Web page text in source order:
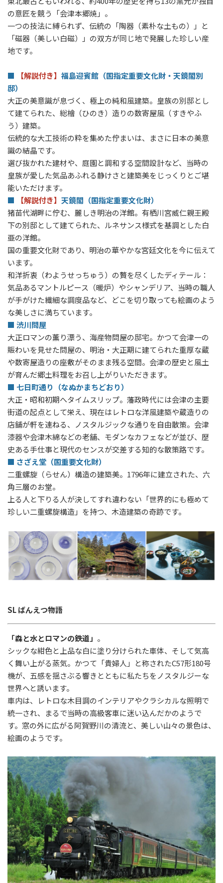
の意匠を競う「会津本郷焼」。
一つの技法に縛られず、伝統の「陶器（素朴な土もの）」と
「磁器（美しい白磁）」の双方が同じ地で発展した珍しい産
地です。
■ 【解説付き】 福島迎賓館（国指定重要文化財・天鏡閣別
邸）
大正の美意識が息づく、極上の純和風建築。皇族の別邸とし
て建てられた、総檜（ひのき）造りの数寄屋風（すきやふ
う）建築。
伝統的な大工技術の粋を集めた佇まいは、まさに日本の美意
識の結晶です。
選び抜かれた建材や、庭園と調和する空間設計など、当時の
皇族が愛した気品あふれる静けさと建築美をじっくりとご堪
能いただけます。
■
【解説付き】 天鏡閣（国指定重要文化財）
猪苗代湖畔に佇む、麗しき明治の洋館。有栖川宮威仁親王殿
下の別邸として建てられた、ルネサンス様式を基調とした白
亜の洋館。
国の重要文化財であり、明治の華やかな宮廷文化を今に伝えて
います。
和洋折衷（わようせっちゅう）の贅を尽くしたディテール：
気品あるマントルピース（暖炉）やシャンデリア、当時の職人
が手がけた繊細な調度品など、どこを切り取っても絵画のよう
な美しさに満ちています。
■ 渋川問屋
大正ロマンの薫り漂う、海産物問屋の邸宅。かつて会津一の
賑わいを見せた問屋の、明治・大正期に建てられた重厚な蔵
や数寄屋造りの座敷がそのまま残る空間。会津の歴史と風土
が育んだ郷土料理をお召し上がりいただきます。
■ 七日町通り（なぬかまちどおり）
大正・昭和初期へタイムスリップ。藩政時代には会津の主要
街道の起点として栄え、現在はレトロな洋風建築や蔵造りの
店舗が軒を連ねる、ノスタルジックな通りを自由散策。会津
漆器や会津木綿などの老舗、モダンなカフェなどが並び、歴
史ある手仕事と現代のセンスが交差する知的な散策路です。
■ さざえ堂（国重要文化財）
二重螺旋（らせん）構造の建築美。1796年に建立された、六
角三層のお堂。
上る人と下りる人が決してすれ違わない「世界的にも極めて
珍しい二重螺旋構造」を持つ、木造建築の奇跡です。
SL ばんえつ物語
「森と水とロマンの鉄道」 。
シックな紺色と上品な白に塗り分けられた車体、そして気高
く舞い上がる蒸気。かつて「貴婦人」と称されたC57形180号
機が、五感を揺さぶる響きとともに私たちをノスタルジーな
世界へと誘います。
車内は、レトロな木目調のインテリアやクラシカルな照明で
統一され、まるで当時の高級客車に迷い込んだかのようで
す。窓の外に広がる阿賀野川の清流と、美しい山々の景色は、
絵画のようです。